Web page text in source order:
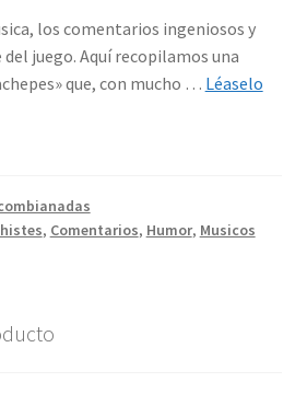
los comentarios ingeniosos y
juego. Aquí recopilamos una
que, con mucho … Léaselo
, Comentarios, Humor, Musicos